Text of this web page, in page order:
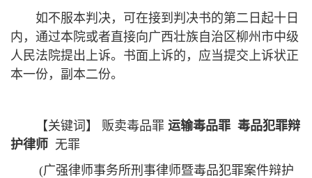
如不服本判决，可在接到判决书的第二日起十日
内，通过本院或者直接向广西壮族自治区柳州市中级
人民法院提出上诉。书面上诉的，应当提交上诉状正
本一份，副本二份。
【关键词】 贩卖毒品罪 运输毒品罪 毒品犯罪辩
护律师 无罪
(广强律师事务所刑事律师暨毒品犯罪案件辩护